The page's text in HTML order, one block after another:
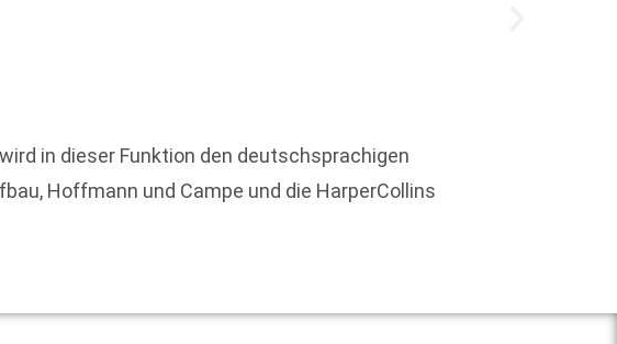
in dieser Funktion den deutschsprachigen
Hoffmann und Campe und die HarperCollins